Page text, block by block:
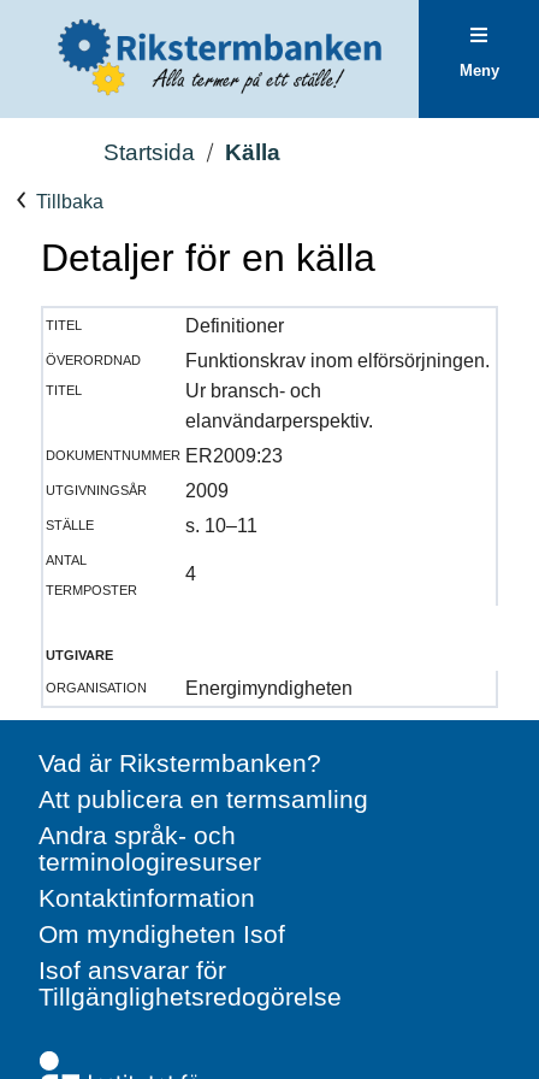
Meny
Startsida Källa
Tillbaka
Detaljer för en källa
titel
Definitioner
överordnad
titel
Funktionskrav inom elförsörjningen.
Ur bransch- och
elanvändarperspektiv.
dokumentnummer ER2009:23
utgivningsår
2009
ställe
s. 10–11
antal
termposter
4
utgivare
organisation
Energimyndigheten
Vad är Rikstermbanken?
Att publicera en termsamling
Andra språk- och
terminologiresurser
Kontaktinformation
Om myndigheten Isof
Isof ansvarar för
Tillgänglighetsredogörelse